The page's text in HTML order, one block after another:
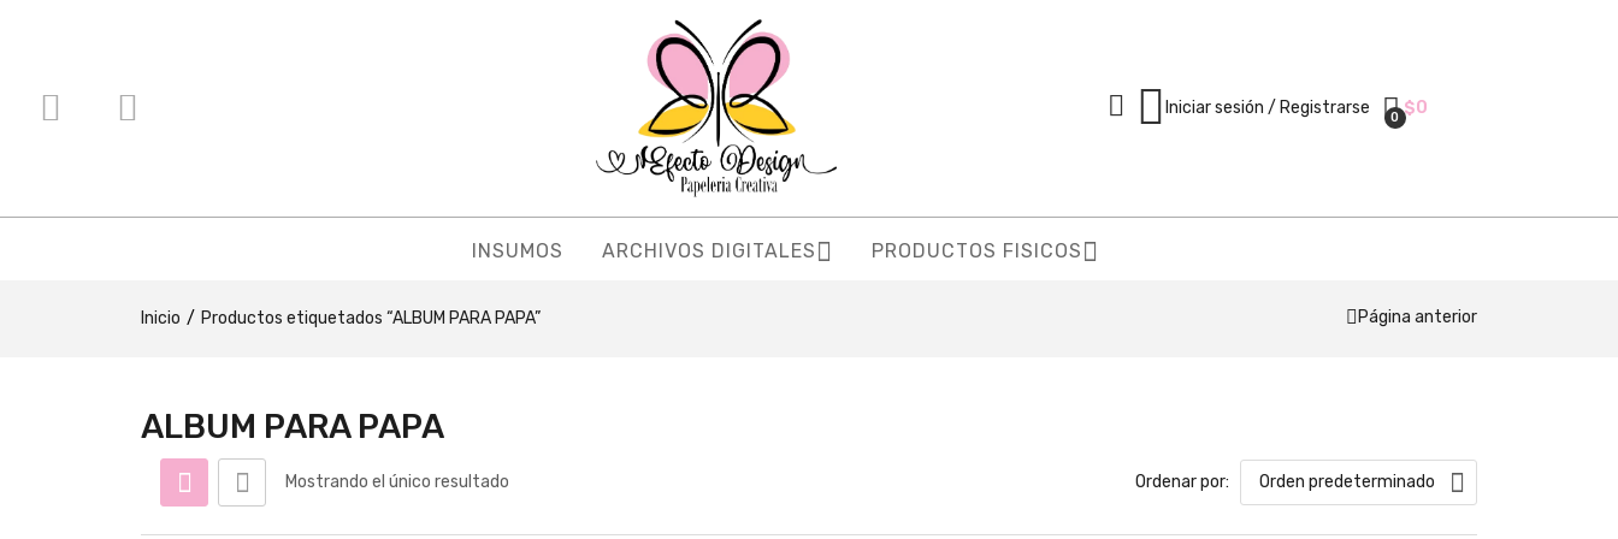
Iniciar sesión / Registrarse 0 $0
INSUMOS ARCHIVOS DIGITALES PRODUCTOS FISICOS
Inicio Productos etiquetados “ALBUM PARA PAPA” Página anterior
ALBUM PARA PAPA
Mostrando el único resultado Ordenar por: Orden predeterminado